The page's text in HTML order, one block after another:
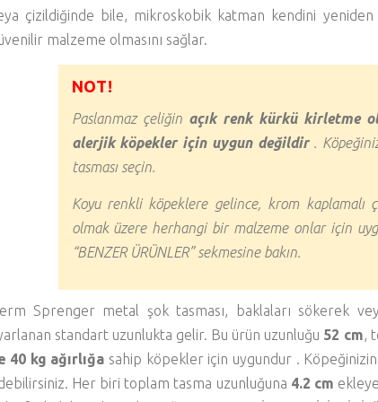
çizildiğinde bile, mikroskobik katman kendini
malzeme olmasını sağlar.
NOT!
Paslanmaz çeliğin açık renk kürkü kirletme
alerjik köpekler için uygun değildir.
tasması seçin.
Koyu renkli köpeklere gelince, krom kaplamalı
olmak üzere herhangi bir malzeme onlar için
“BENZER ÜRÜNLER” sekmesine bakın.
Sprenger metal şok tasması, baklaları sökerek
standart uzunlukta gelir. Bu ürün uzunluğu 52 cm,
40 kg ağırlığa sahip köpekler için uygundur .
Her biri toplam tasma uzunluğuna 4.2 cm